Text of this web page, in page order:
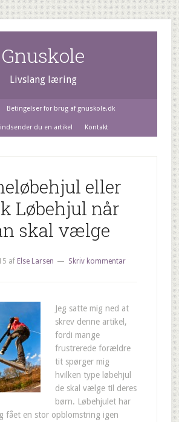
Gnuskole
Livslang læring
Betingelser for brug af gnuskole.dk
du en artikel Kontakt
eller
Løbehjul når
skal vælge
af Else Larsen Skriv kommentar
Jeg satte mig ned at
skrev denne artikel,
fordi mange
frustrerede forældre
tit spørger mig
hvilken type løbehjul
de skal vælge til deres
børn. Løbehjulet har
fået en stor opblomstring igen